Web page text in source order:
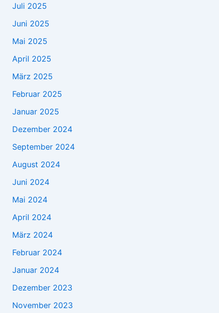
Juli 2025
Juni 2025
Mai 2025
April 2025
März 2025
Februar 2025
Januar 2025
Dezember 2024
September 2024
August 2024
Juni 2024
Mai 2024
April 2024
März 2024
Februar 2024
Januar 2024
Dezember 2023
November 2023